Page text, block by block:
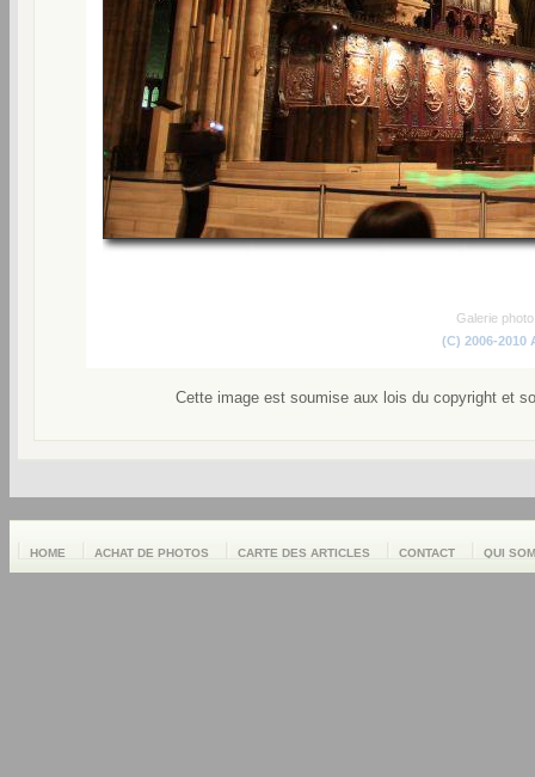
Galerie
(C) 2006-2010
Cette image est soumise aux lois du copyright et
HOME ACHAT DE PHOTOS CARTE DES ARTICLES CONTACT QUI